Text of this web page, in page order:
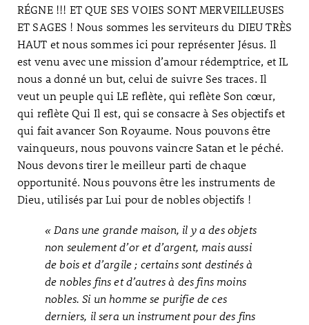
RÉGNE !!! ET QUE SES VOIES SONT MERVEILLEUSES
ET SAGES ! Nous sommes les serviteurs du DIEU TRÈS
HAUT et nous sommes ici pour représenter Jésus. Il
est venu avec une mission d’amour rédemptrice, et IL
nous a donné un but, celui de suivre Ses traces. Il
veut un peuple qui LE reflète, qui reflète Son cœur,
qui reflète Qui Il est, qui se consacre à Ses objectifs et
qui fait avancer Son Royaume. Nous pouvons être
vainqueurs, nous pouvons vaincre Satan et le péché.
Nous devons tirer le meilleur parti de chaque
opportunité. Nous pouvons être les instruments de
Dieu, utilisés par Lui pour de nobles objectifs !
« Dans une grande maison, il y a des objets
non seulement d’or et d’argent, mais aussi
de bois et d’argile ; certains sont destinés à
de nobles fins et d’autres à des fins moins
nobles. Si un homme se purifie de ces
derniers, il sera un instrument pour des fins